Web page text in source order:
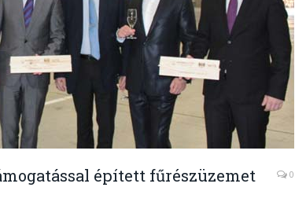
épített fűrészüzemet
0